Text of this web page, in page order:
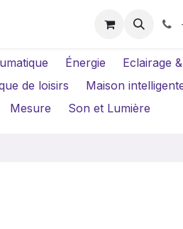
Location Caméras
Énergie Eclairage
de loisirs Maison
Mesure
Son et Lumière